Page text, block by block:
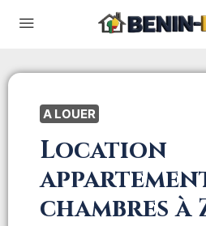
A LOUER
Location
chambres à